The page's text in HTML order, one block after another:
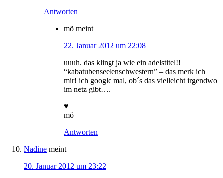
Antworten
mö meint
22. Januar 2012 um 22:08
uuuh. das klingt ja wie ein adelstitel!!
“kabatubenseelenschwestern” – das merk ich
mir! ich google mal, ob´s das vielleicht irgendwo
im netz gibt….
♥
mö
Antworten
Nadine meint
20. Januar 2012 um 23:22